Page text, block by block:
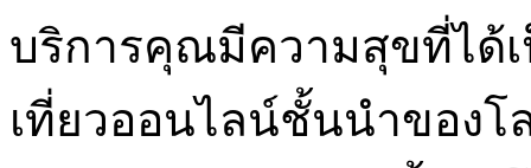
บริการคุณมีความสุขที่ได้
เที่ยวออนไลน์ชั้นนำของโ